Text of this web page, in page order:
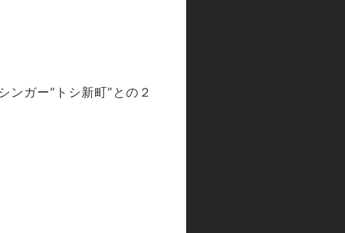
ガー“トシ新町”との２